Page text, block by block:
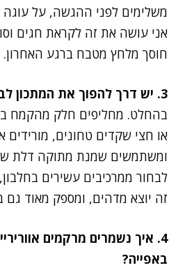
משלימים לפני ההגשה, על
אני עושה את זה לקראת חגים
חוסך מלחץ מטבח ברגע האחרון.
3. יש דרך להפוך את המתכון לבריא או דל פחמימות?
בהחלט. מחליפים חלק מהקמח
ומשתמשים שמנת מתוקה דלת
לבחור ממרכיבים עשירים
זה יוצא מדהים, ומספק מאוד גם
4. איך נשמרים מרקמים
באפייה?